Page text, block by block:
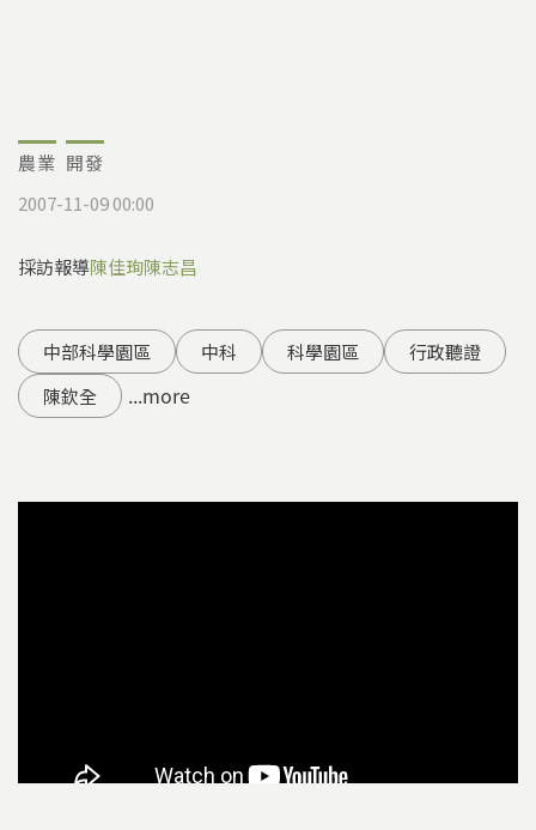
農業 開發
2007-11-09 00:00
採訪報導陳佳珣陳志昌
中部科學園區 中科 科學園區
行政聽證
陳欽全
...more